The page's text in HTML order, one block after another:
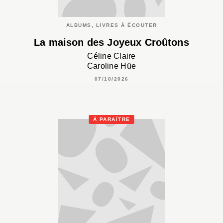
ALBUMS, LIVRES À ÉCOUTER
La maison des Joyeux Croûtons
Céline Claire
Caroline Hüe
07/10/2026
À PARAÎTRE